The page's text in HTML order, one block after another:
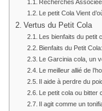
Recherches
Le petit Cola Vient
Vertus du Petit Cola
Les bienfaits du petit
Bienfaits du Petit
Le Garcinia cola, un
Le meilleur allié de
Il aide à perdre du
Le petit cola ou bitter
Il agit comme un